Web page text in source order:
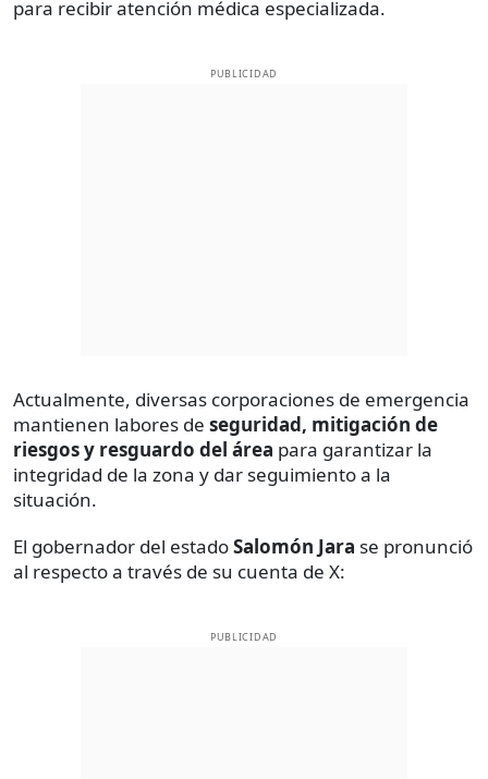
para recibir atención médica especializada.
PUBLICIDAD
Actualmente, diversas corporaciones de emergencia
mantienen labores de seguridad, mitigación de
riesgos y resguardo del área para garantizar la
integridad de la zona y dar seguimiento a la
situación.
El gobernador del estadoSalomón Jara se pronunció
al respecto a través de su cuenta de X:
PUBLICIDAD